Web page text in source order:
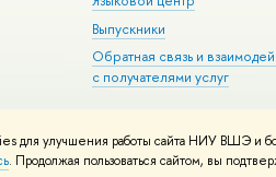
для улучшения работы сайта НИУ ВШЭ и
. Продолжая пользоваться сайтом, вы
Выпускники
Обратная связь и
с получателями услуг
и контакты Условия использования
разработаны вШколе дизайна НИУ ВШЭ